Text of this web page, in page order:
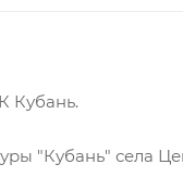
Кубань.
"Кубань" села